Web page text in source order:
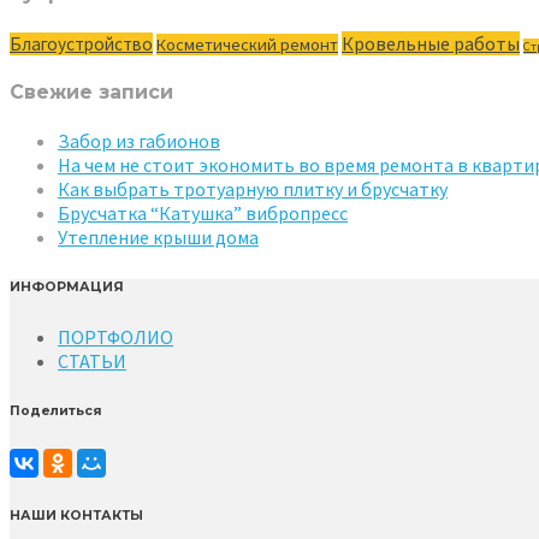
Благоустройство Косметический ремонт Кровельные работы
Свежие записи
Забор из габионов
На чем не стоит экономить во время ремонта в
Как выбрать тротуарную плитку и брусчатку
Брусчатка “Катушка” вибропресс
Утепление крыши дома
ИНФОРМАЦИЯ
ПОРТФОЛИО
СТАТЬИ
Поделиться
НАШИ КОНТАКТЫ